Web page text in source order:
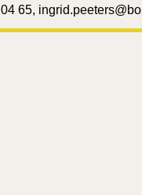
65,